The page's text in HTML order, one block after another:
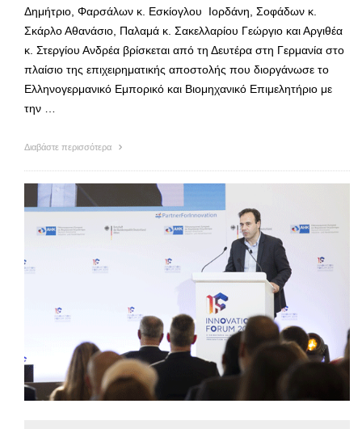
Δημήτριο, Φαρσάλων κ. Εσκίογλου Ιορδάνη, Σοφάδων κ.
Σκάρλο Αθανάσιο, Παλαμά κ. Σακελλαρίου Γεώργιο και Αργιθέα
κ. Στεργίου Ανδρέα βρίσκεται από τη Δευτέρα στη Γερμανία στο
πλαίσιο της επιχειρηματικής αποστολής που διοργάνωσε το
Ελληνογερμανικό Εμπορικό και Βιομηχανικό Επιμελητήριο με
την …
Διαβάστε περισσότερα